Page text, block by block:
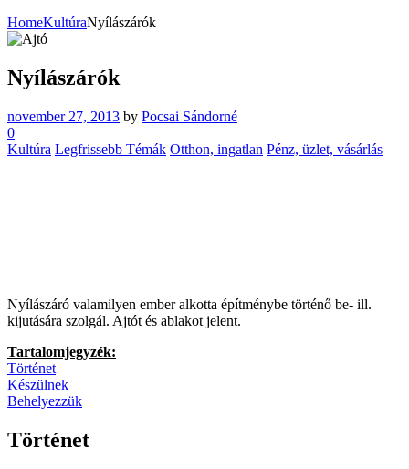
HomeKultúraNyílászárók
Nyílászárók
november 27, 2013 by Pocsai Sándorné
0
Kultúra Legfrissebb Témák Otthon, ingatlan Pénz, üzlet, vásárlás
Nyílászáró valamilyen ember alkotta építménybe történő be- ill.
kijutására szolgál. Ajtót és ablakot jelent.
Tartalomjegyzék:
Történet
Készülnek
Behelyezzük
Történet